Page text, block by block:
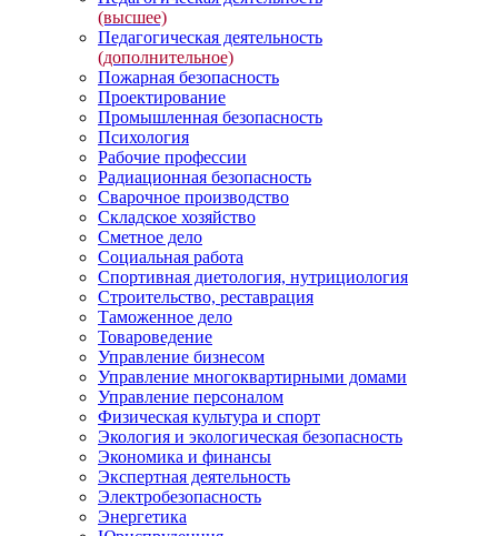
(высшее)
Педагогическая деятельность
(дополнительное)
Пожарная безопасность
Проектирование
Промышленная безопасность
Психология
Рабочие профессии
Радиационная безопасность
Сварочное производство
Складское хозяйство
Сметное дело
Социальная работа
Спортивная диетология, нутрициология
Строительство, реставрация
Таможенное дело
Товароведение
Управление бизнесом
Управление многоквартирными домами
Управление персоналом
Физическая культура и спорт
Экология и экологическая безопасность
Экономика и финансы
Экспертная деятельность
Электробезопасность
Энергетика